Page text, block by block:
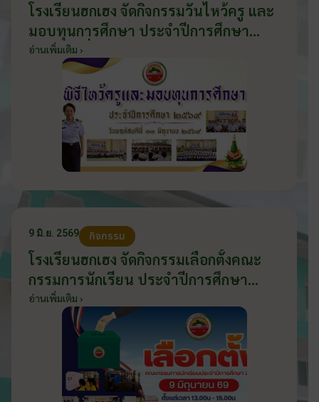
โรงเรียนฮกเฮง จัดกิจกรรมวันไหว้ครู และ
มอบทุนการศึกษา ประจำปีการศึกษา
2569 วันที่ 11 มิถุนายน 2569
อ่านเพิ่มเติม ›
9 มิ.ย. 2569 กิจกรรม
โรงเรียนฮกเฮง จัดกิจกรรมเลือกตั้งคณะ
กรรมการนักเรียน ประจำปีการศึกษา
2569 ส่งเสริมประชาธิปไตยในโรงเรียน
วันที่ 9 มิถุนายน 2569
อ่านเพิ่มเติม ›